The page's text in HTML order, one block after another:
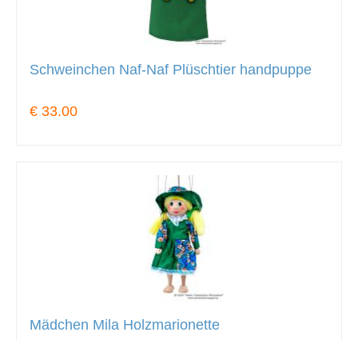
Schweinchen Naf-Naf Plüschtier handpuppe
€ 33.00
Mädchen Mila Holzmarionette